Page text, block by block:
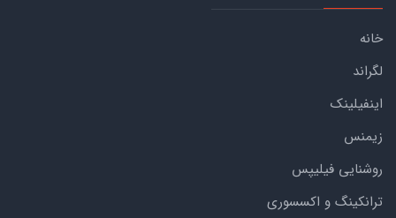
خانه
لگراند
اینفیلینک
زیمنس
روشنایی فیلیپس
ترانکینگ و اکسسوری